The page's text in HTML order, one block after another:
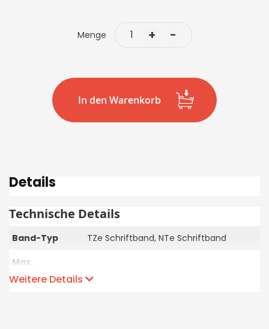
Menge -
+
In den Warenkorb
Details
Technische Details
Band-Typ
TZe Schriftband, NTe Schriftband
Max.
Bandbreite in
mm
Weitere Details